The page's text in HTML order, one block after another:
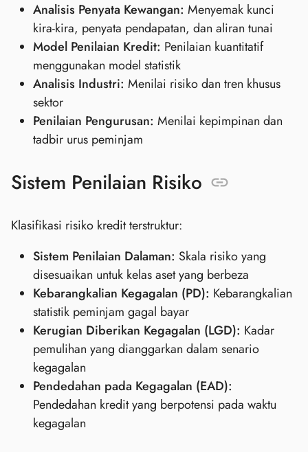
Analisis Penyata Kewangan: Menyemak kunci
kira-kira, penyata pendapatan, dan aliran tunai
Model Penilaian Kredit: Penilaian kuantitatif
menggunakan model statistik
Analisis Industri: Menilai risiko dan tren khusus
sektor
Penilaian Pengurusan: Menilai kepimpinan dan
tadbir urus peminjam
Sistem Penilaian Risiko
Klasifikasi risiko kredit terstruktur:
Sistem Penilaian Dalaman: Skala risiko yang
disesuaikan untuk kelas aset yang berbeza
Kebarangkalian Kegagalan (PD): Kebarangkalian
statistik peminjam gagal bayar
Kerugian Diberikan Kegagalan (LGD): Kadar
pemulihan yang dianggarkan dalam senario
kegagalan
Pendedahan pada Kegagalan (EAD):
Pendedahan kredit yang berpotensi pada waktu
kegagalan